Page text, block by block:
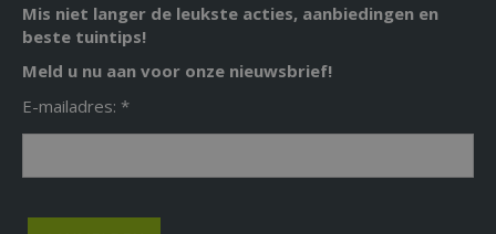
Mis niet langer de leukste acties, aanbiedingen en
beste tuintips!
Meld u nu aan voor onze nieuwsbrief!
E-mailadres: *